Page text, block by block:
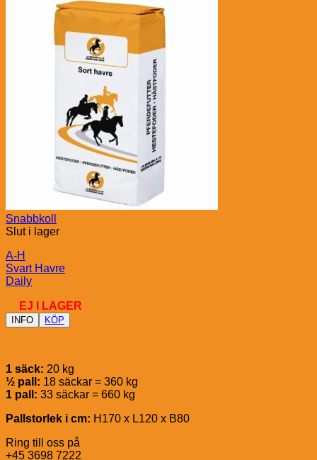
Snabbkoll
Slut i lager
A-H
Svart Havre
Daily
EJ I LAGER
INFO KÖP
1 säck: 20 kg
½ pall: 18 säckar = 360 kg
1 pall: 33 säckar = 660 kg
Pallstorlek i cm: H170 x L120 x B80
Ring till oss på
+45 3698 7222